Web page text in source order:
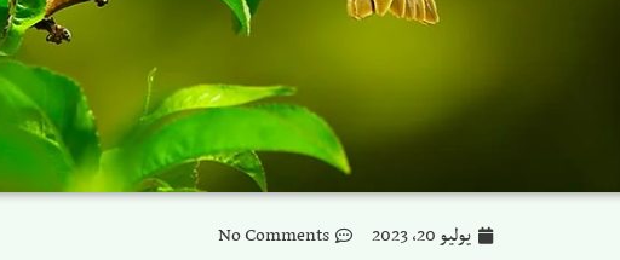
يوليو 20, 2023 No Comments